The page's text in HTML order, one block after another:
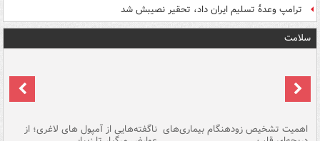
ترامپ وعدۀ تسلیم ایران داد، تحقیر نصیبش شد
سلامت
اهمیت تشخیص زودهنگام بیماری‌های ناگفته‌هایی از آمپول های لاغری؛ از